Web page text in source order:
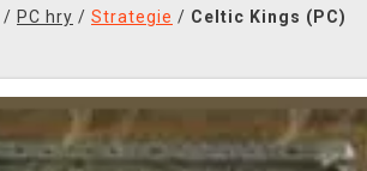
/ PC hry / Strategie / Celtic Kings (PC)